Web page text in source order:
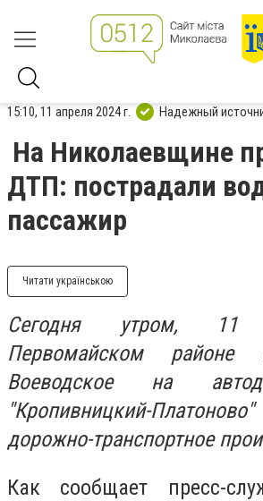
15:10, 11 апреля 2024 г. Надежный
На Николаевщине
ДТП: пострадали
пассажир
Читати українською
Сегодня утром,
Первомайском районе
Воеводское на
"Кропивницкий-
дорожно-транспортное
Как сообщает пресс-